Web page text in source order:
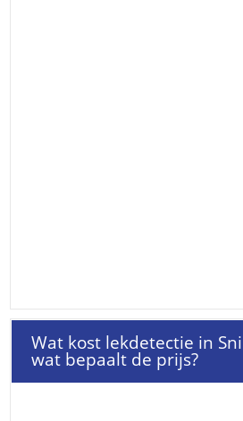
Wat kost lekdetectie in
wat bepaalt de prijs?